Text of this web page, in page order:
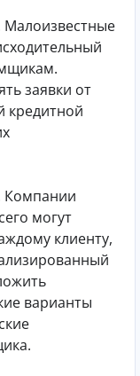
Малоизвестные
заявки от
кредитной
Компании
могут
клиенту,
варианты